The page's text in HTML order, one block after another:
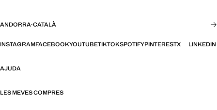
ANDORRA·CATALÀ
INSTAGRAMFACEBOOKYOUTUBETIKTOKSPOTIFYPINTERESTX LINKEDIN
AJUDA
LES MEVES COMPRES